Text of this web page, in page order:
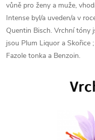
vůně pro ženy a muže,
Intense byl/a uveden/a v
Quentin Bisch. Vrchní tóny
jsou Plum Liquor a Skořice
Fazole tonka a Benzoin.